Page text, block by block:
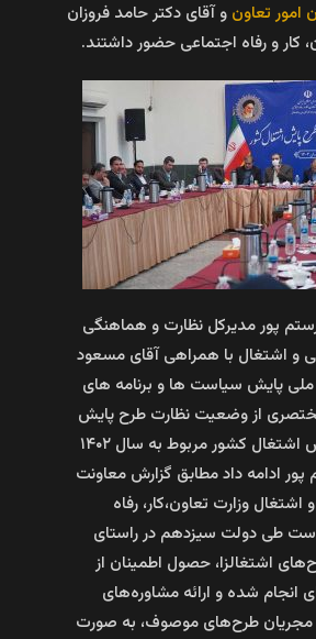
امور تعاون و آقای دکتر حامد فروزان
کار و رفاه اجتماعی حضور داشتند.
پور مدیرکل نظارت و هماهنگی
و اشتغال با همراهی آقای مسعود
پایش سیاست ها و برنامه های
از وضعیت نظارت طرح پایش
در پایان طرح پایش اشتغال کشور مربوط به سال ۱۴۰۲
پور ادامه داد مطابق گزارش معاونت
اشتغال وزارت تعاون،کار، رفاه
طی دولت سیزدهم در راستای
اشتغالزا، حصول اطمینان از
شده و ارائه مشاوره‌های
مجریان طرح‌های موصوف، به صورت